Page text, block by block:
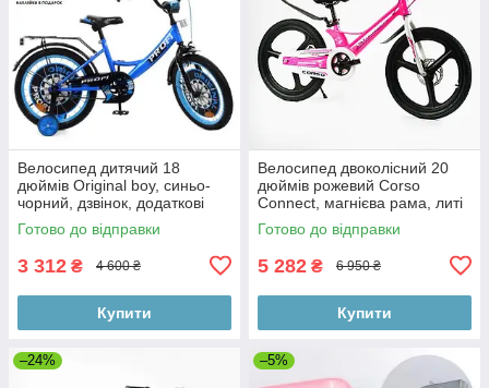
Велосипед дитячий 18
дюймів Original boy, синьо-
чорний, дзвінок, додаткові
колеса Prof1
Готово до відправки
3 312 ₴ 4 600 ₴
Купити
Велосипед двоколісний 20
дюймів рожевий Corso
Connect, магнієва рама, литі
диски, гальма дискові, зібрані
Готово до відправки
5 282 ₴ 6 950 ₴
Купити
–24% –5%